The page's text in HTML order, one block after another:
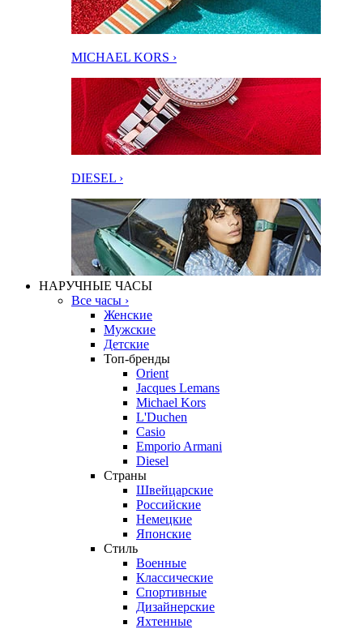
MICHAEL KORS ›
DIESEL ›
НАРУЧНЫЕ ЧАСЫ
Все часы ›
Женские
Мужские
Детские
Топ-бренды
Orient
Jacques Lemans
Michael Kors
L'Duchen
Casio
Emporio Armani
Diesel
Страны
Швейцарские
Российские
Немецкие
Японские
Стиль
Военные
Классические
Спортивные
Дизайнерские
Яхтенные